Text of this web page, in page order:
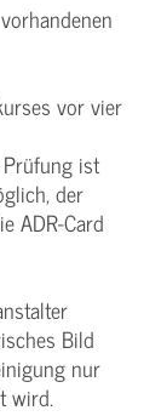
vor vier
ist
der
ADR-Card
Bild
nur
wird.